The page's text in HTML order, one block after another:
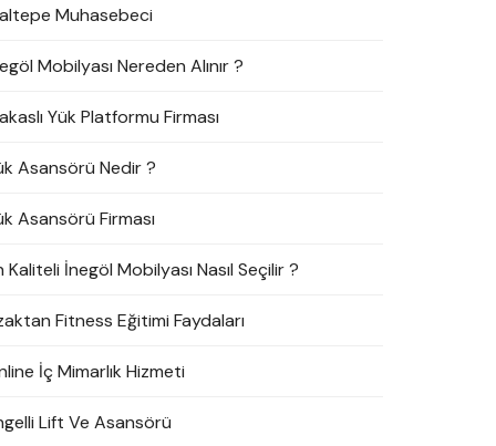
Muhasebeci
Mobilyası Nereden Alınır ?
Yük Platformu Firması
Asansörü Nedir ?
Asansörü Firması
Kaliteli İnegöl Mobilyası Nasıl Seçilir ?
Fitness Eğitimi Faydaları
İç Mimarlık Hizmeti
Lift Ve Asansörü